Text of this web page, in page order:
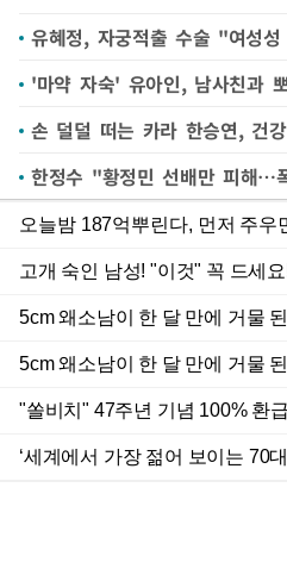
유혜정, 자궁적출 수술 "여성
'마약 자숙' 유아인, 남사친과
손 덜덜 떠는 카라 한승연, 건
한정수 "황정민 선배만 피해…